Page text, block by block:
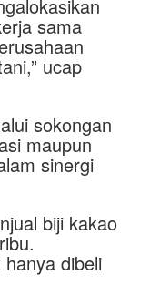
sama
ucap
sokongan
maupun
sinergi
biji kakao
dibeli